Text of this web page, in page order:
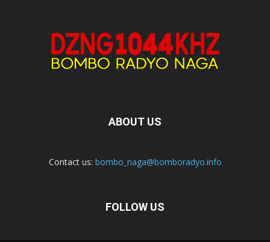
ABOUT US
Contact us: bombo_naga@bomboradyo.info
FOLLOW US